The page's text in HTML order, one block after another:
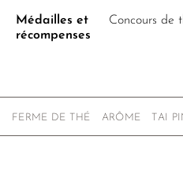
Médailles et
récompenses
Concours de
FERME DE THÉ ARÔME TAI